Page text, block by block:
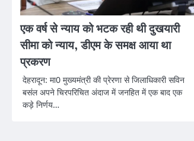
एक वर्ष से न्याय को भटक रही थी दुखयारी
सीमा को न्याय, डीएम के समक्ष आया था
प्रकरण
देहरादून: मा0 मुख्यमंत्री की प्रेरणा से जिलाधिकारी सविन
बसंल अपने चिरपरिचित अंदाज में जनहित में एक बाद एक
कड़े निर्णय…